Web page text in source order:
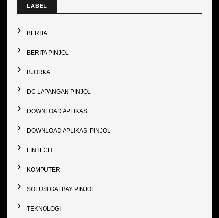
LABEL
BERITA
BERITA PINJOL
BJORKA
DC LAPANGAN PINJOL
DOWNLOAD APLIKASI
DOWNLOAD APLIKASI PINJOL
FINTECH
KOMPUTER
SOLUSI GALBAY PINJOL
TEKNOLOGI